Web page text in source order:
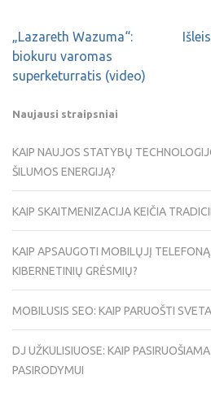
„Lazareth Wazuma“:
biokuru varomas
superketurratis (video)
Naujausi straipsniai
KAIP NAUJOS STATYBŲ
ŠILUMOS ENERGIJĄ?
KAIP SKAITMENIZACIJA KEIČIA
KAIP APSAUGOTI MOBILŲJĮ TELEFONĄ
KIBERNETINIŲ GRĖSMIŲ?
MOBILUSIS SEO: KAIP PARUOŠTI
DJ UŽKULISIUOSE: KAIP
PASIRODYMUI